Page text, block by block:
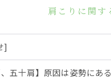
肩こりに関す
]
、五十肩】原因は姿勢にあ